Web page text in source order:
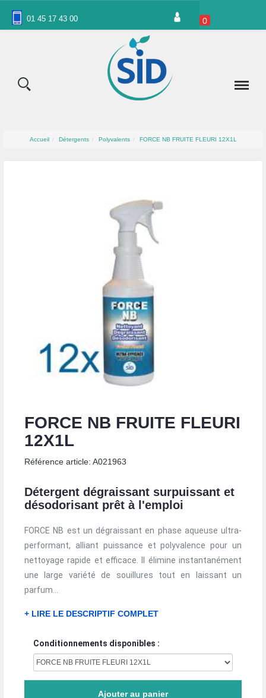
01 45 17 43 00 0
Accueil Détergents Polyvalents FORCE NB FRUITE FLEURI 12X1L
FORCE NB FRUITE FLEURI
12X1L
Référence article: A021963
Détergent dégraissant surpuissant et
désodorisant prêt à l'emploi
FORCE NB est un dégraissant en phase aqueuse ultra-
performant, alliant puissance et polyvalence pour un
nettoyage rapide et efficace. Il élimine instantanément
une large variété de souillures tout en laissant un
parfum...
+ LIRE LE DESCRIPTIF COMPLET
Conditionnements disponibles :